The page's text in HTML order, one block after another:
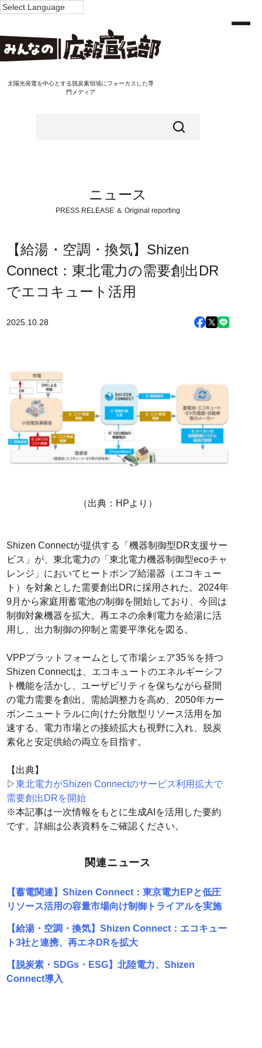
太陽光発電を中心とする脱炭素領域にフォーカスした専
門メディア
ニュース
PRESS RELEASE ＆ Original reporting
【給湯・空調・換気】Shizen
Connect：東北電力の需要創出DR
でエコキュート活用
2025.10.28
（出典：HPより）
Shizen Connectが提供する「機器制御型DR支援サー
ビス」が、東北電力の「東北電力機器制御型ecoチャ
レンジ」においてヒートポンプ給湯器（エコキュー
ト）を対象とした需要創出DRに採用された。2024年
9月から家庭用蓄電池の制御を開始しており、今回は
制御対象機器を拡大。再エネの余剰電力を給湯に活
用し、出力制御の抑制と需要平準化を図る。
VPPプラットフォームとして市場シェア35％を持つ
Shizen Connectは、エコキュートのエネルギーシフ
ト機能を活かし、ユーザビリティを保ちながら昼間
の電力需要を創出。需給調整力を高め、2050年カー
ボンニュートラルに向けた分散型リソース活用を加
速する。電力市場との接続拡大も視野に入れ、脱炭
素化と安定供給の両立を目指す。
【出典】
▷東北電力がShizen Connectのサービス利用拡大で
需要創出DRを開始
※本記事は一次情報をもとに生成AIを活用した要約
です。詳細は公表資料をご確認ください。
関連ニュース
【蓄電関連】Shizen Connect：東京電力EPと低圧
リソース活用の容量市場向け制御トライアルを実施
【給湯・空調・換気】Shizen Connect：エコキュー
ト3社と連携、再エネDRを拡大
【脱炭素・SDGs・ESG】北陸電力、Shizen
Connect導入